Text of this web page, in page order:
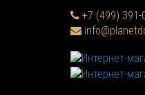
+7 (499) 391-